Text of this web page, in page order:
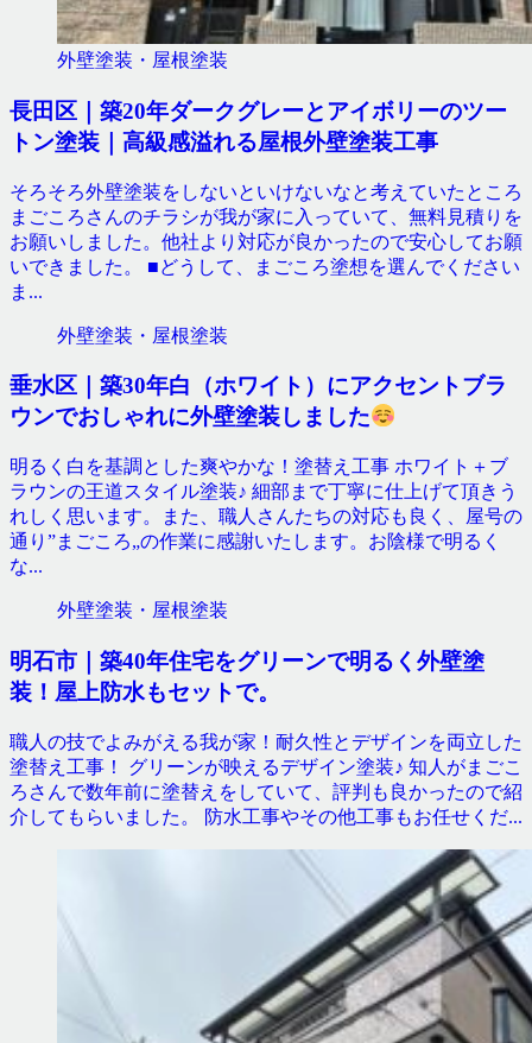
外壁塗装・屋根塗装
長田区｜築20年ダークグレーとアイボリーのツー
トン塗装｜高級感溢れる屋根外壁塗装工事
そろそろ外壁塗装をしないといけないなと考えていたところ
まごころさんのチラシが我が家に入っていて、無料見積りを
お願いしました。他社より対応が良かったので安心してお願
いできました。 ■どうして、まごころ塗想を選んでください
ま...
外壁塗装・屋根塗装
垂水区｜築30年白（ホワイト）にアクセントブラ
ウンでおしゃれに外壁塗装しました
明るく白を基調とした爽やかな！塗替え工事 ホワイト＋ブ
ラウンの王道スタイル塗装♪ 細部まで丁寧に仕上げて頂きう
れしく思います。また、職人さんたちの対応も良く、屋号の
通り”まごころ„の作業に感謝いたします。お陰様で明るく
な...
外壁塗装・屋根塗装
明石市｜築40年住宅をグリーンで明るく外壁塗
装！屋上防水もセットで。
職人の技でよみがえる我が家！耐久性とデザインを両立した
塗替え工事！ グリーンが映えるデザイン塗装♪ 知人がまごこ
ろさんで数年前に塗替えをしていて、評判も良かったので紹
介してもらいました。 防水工事やその他工事もお任せくだ...